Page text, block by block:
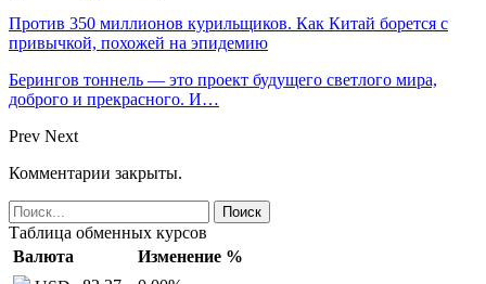
Против 350 миллионов курильщиков. Как Китай борется с
привычкой, похожей на эпидемию
Берингов тоннель — это проект будущего светлого мира,
доброго и прекрасного. И…
Prev Next
Комментарии закрыты.
Таблица обменных курсов
Валюта
Изменение %